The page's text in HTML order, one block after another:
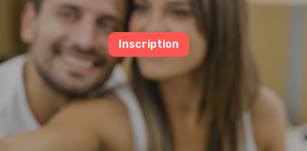
Inscription